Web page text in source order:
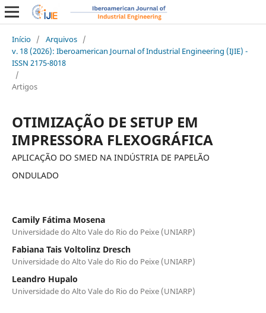
Início / Arquivos /
v. 18 (2026): Iberoamerican Journal of Industrial Engineering (IJIE) -
ISSN 2175-8018
/
Artigos
OTIMIZAÇÃO DE SETUP EM
IMPRESSORA FLEXOGRÁFICA
APLICAÇÃO DO SMED NA INDÚSTRIA DE PAPELÃO
ONDULADO
Camily Fátima Mosena
Universidade do Alto Vale do Rio do Peixe (UNIARP)
Fabiana Tais Voltolinz Dresch
Universidade do Alto Vale do Rio do Peixe (UNIARP)
Leandro Hupalo
Universidade do Alto Vale do Rio do Peixe (UNIARP)